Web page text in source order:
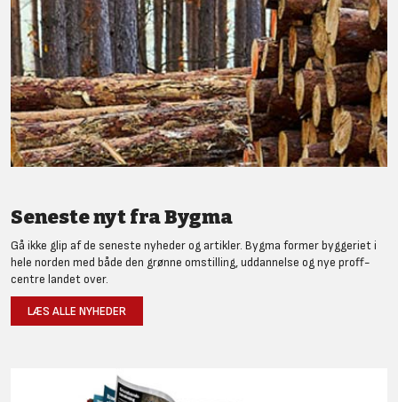
Seneste nyt fra Bygma
Gå ikke glip af de seneste nyheder og artikler. Bygma former byggeriet i
hele norden med både den grønne omstilling, uddannelse og nye proff-
centre landet over.
LÆS ALLE NYHEDER